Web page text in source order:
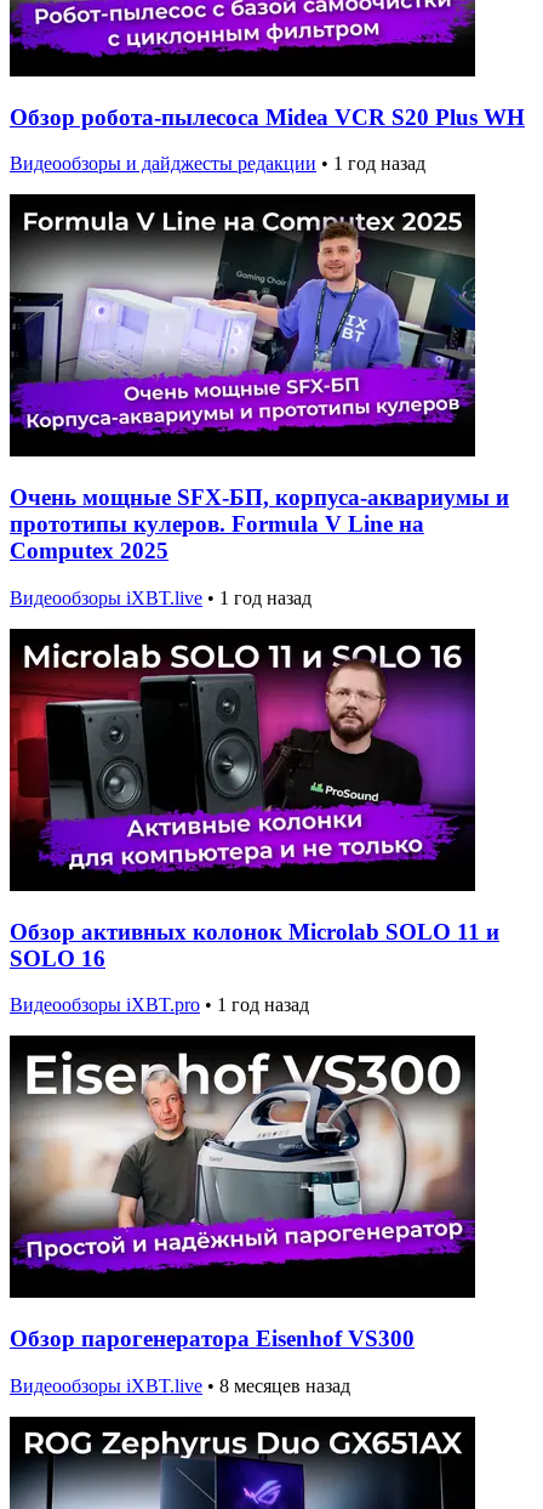
Обзор робота-пылесоса Midea VCR S20 Plus WH
Видеообзоры и дайджесты редакции • 1 год назад
Очень мощные SFX-БП, корпуса-аквариумы и
прототипы кулеров. Formula V Line на
Computex 2025
Видеообзоры iXBT.live • 1 год назад
Обзор активных колонок Microlab SOLO 11 и
SOLO 16
Видеообзоры iXBT.pro • 1 год назад
Обзор парогенератора Eisenhof VS300
Видеообзоры iXBT.live • 8 месяцев назад